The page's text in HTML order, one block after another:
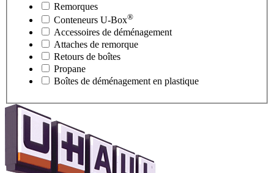
Remorques
Conteneurs U-Box®
Accessoires de déménagement
Attaches de remorque
Retours de boîtes
Propane
Boîtes de déménagement en plastique